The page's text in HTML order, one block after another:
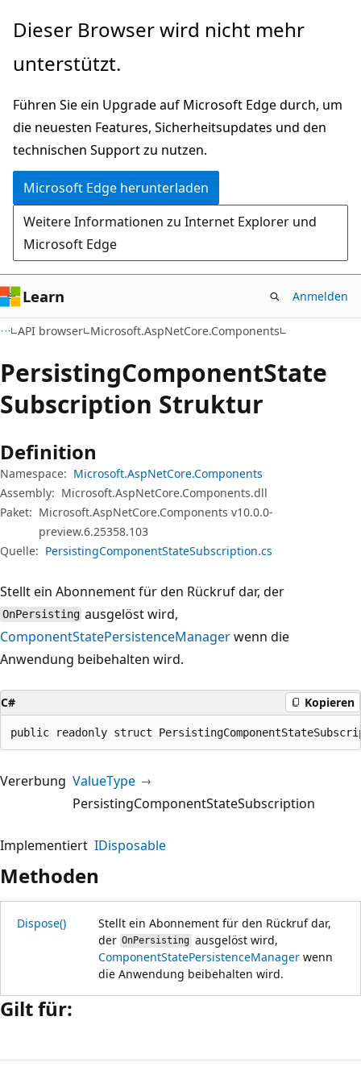
Zu
wechseln
Zur
springen
Dieser Browser wird nicht mehr
unterstützt.
Führen Sie ein Upgrade auf Microsoft Edge durch, um
die neuesten Features, Sicherheitsupdates und den
technischen Support zu nutzen.
Microsoft Edge herunterladen
Weitere Informationen zu Internet Explorer und
Microsoft Edge
Learn Anmelden
API browser Microsoft.AspNetCore.Components
PersistingComponentState
Subscription Struktur
Definition
Namespace: Microsoft.AspNetCore.Components
Assembly: Microsoft.AspNetCore.Components.dll
Paket: Microsoft.AspNetCore.Components v10.0.0-
preview.6.25358.103
Quelle: PersistingComponentStateSubscription.cs
Stellt ein Abonnement für den Rückruf dar, der
OnPersisting ausgelöst wird,
ComponentStatePersistenceManagerwenn die
Anwendung beibehalten wird.
C# Kopieren
public readonly struct
Vererbung ValueType
PersistingComponentStateSubscription
Implementiert IDisposable
Methoden
Dispose()
Stellt ein Abonnement für den Rückruf dar,
der OnPersisting ausgelöst wird,
ComponentStatePersistenceManager wenn
die Anwendung beibehalten wird.
Gilt für:
deaktiviert